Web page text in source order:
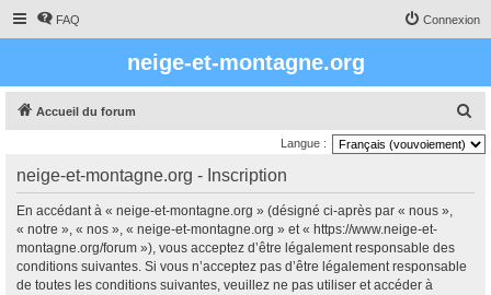
FAQ Connexion
neige-et-montagne.org
Accueil du forum
e
Langue :
neige-et-montagne.org - Inscription
En accédant à « neige-et-montagne.org » (désigné ci-après par « nous »,
« notre », « nos », « neige-et-montagne.org » et « https://www.neige-et-
montagne.org/forum »), vous acceptez d’être légalement responsable des
conditions suivantes. Si vous n’acceptez pas d’être légalement responsable
de toutes les conditions suivantes, veuillez ne pas utiliser et accéder à